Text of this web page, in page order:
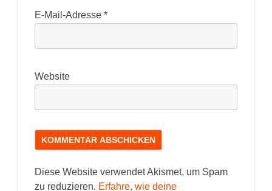
E-Mail-Adresse *
Website
Diese Website verwendet Akismet, um Spam
zu reduzieren. Erfahre, wie deine